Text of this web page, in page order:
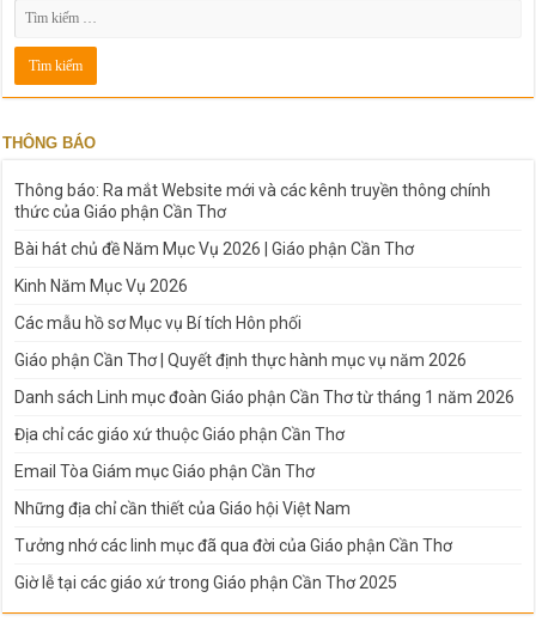
THÔNG BÁO
Thông báo: Ra mắt Website mới và các kênh truyền thông chính
thức của Giáo phận Cần Thơ
Bài hát chủ đề Năm Mục Vụ 2026 | Giáo phận Cần Thơ
Kinh Năm Mục Vụ 2026
Các mẫu hồ sơ Mục vụ Bí tích Hôn phối
Giáo phận Cần Thơ | Quyết định thực hành mục vụ năm 2026
Danh sách Linh mục đoàn Giáo phận Cần Thơ từ tháng 1 năm 2026
Địa chỉ các giáo xứ thuộc Giáo phận Cần Thơ
Email Tòa Giám mục Giáo phận Cần Thơ
Những địa chỉ cần thiết của Giáo hội Việt Nam
Tưởng nhớ các linh mục đã qua đời của Giáo phận Cần Thơ
Giờ lễ tại các giáo xứ trong Giáo phận Cần Thơ 2025